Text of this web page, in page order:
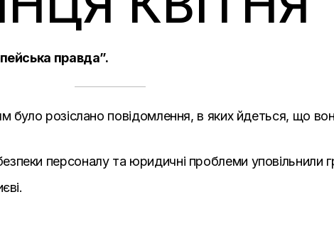
правда”.
було розіслано повідомлення, в яких йдеться, що
персоналу та юридичні проблеми уповільнили